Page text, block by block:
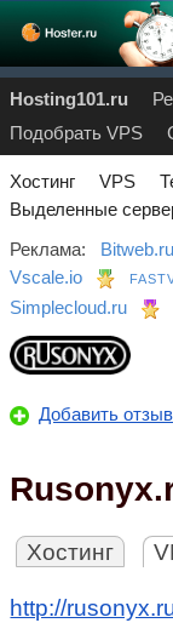
Hosting101.ru
Подобрать VPS
Хостинг VPS
Выделенные
Реклама:
Bitweb.ru
Vscale.io
Simplecloud.ru
Добавить отзыв
Хостинг
http://